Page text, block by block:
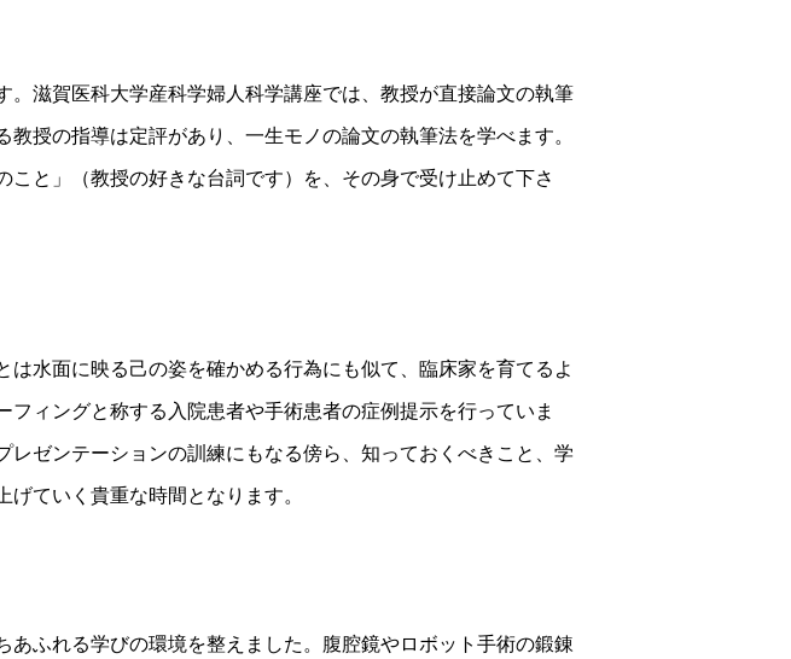
滋賀医科大学産科学婦人科学講座では、教授が直接論文の執筆
授の指導は定評があり、一生モノの論文の執筆法を学べます。
と」（教授の好きな台詞です）を、その身で受け止めて下さ
水面に映る己の姿を確かめる行為にも似て、臨床家を育てるよ
ィングと称する入院患者や手術患者の症例提示を行っていま
ゼンテーションの訓練にもなる傍ら、知っておくべきこと、学
ていく貴重な時間となります。
ふれる学びの環境を整えました。腹腔鏡やロボット手術の鍛錬